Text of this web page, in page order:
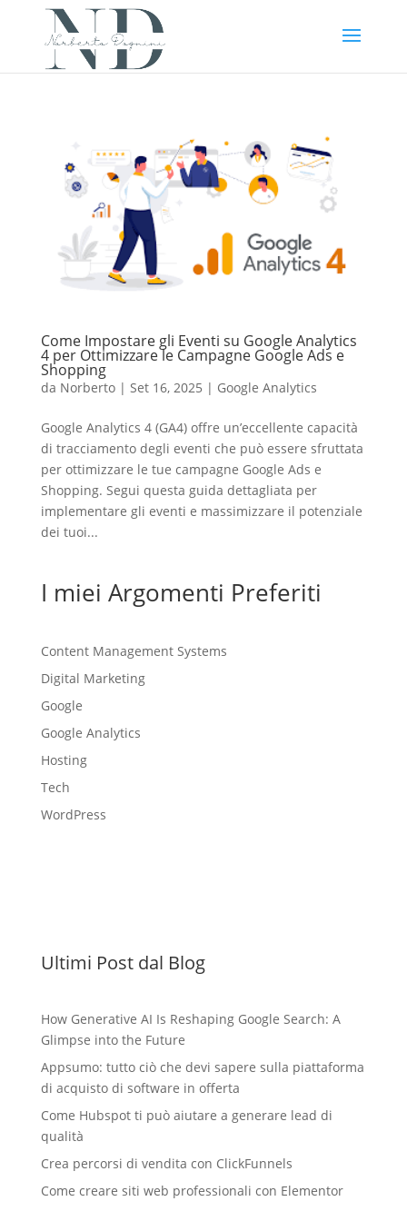
Come Impostare gli Eventi su Google Analytics
4 per Ottimizzare le Campagne Google Ads e
Shopping
da Norberto| Set 16, 2025 | Google Analytics
Google Analytics 4 (GA4) offre un’eccellente capacità
di tracciamento degli eventi che può essere sfruttata
per ottimizzare le tue campagne Google Ads e
Shopping. Segui questa guida dettagliata per
implementare gli eventi e massimizzare il potenziale
dei tuoi...
I miei Argomenti Preferiti
Content Management Systems
Digital Marketing
Google
Google Analytics
Hosting
Tech
WordPress
Ultimi Post dal Blog
How Generative AI Is Reshaping Google Search: A
Glimpse into the Future
Appsumo: tutto ciò che devi sapere sulla piattaforma
di acquisto di software in offerta
Come Hubspot ti può aiutare a generare lead di
qualità
Crea percorsi di vendita con ClickFunnels
Come creare siti web professionali con Elementor